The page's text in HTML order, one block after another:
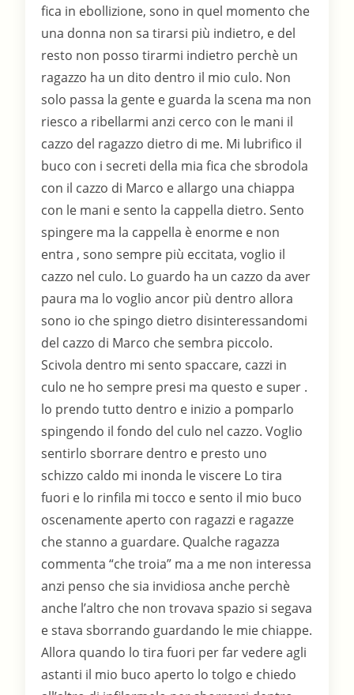
fica in ebollizione, sono in quel momento che
una donna non sa tirarsi più indietro, e del
resto non posso tirarmi indietro perchè un
ragazzo ha un dito dentro il mio culo. Non
solo passa la gente e guarda la scena ma non
riesco a ribellarmi anzi cerco con le mani il
cazzo del ragazzo dietro di me. Mi lubrifico il
buco con i secreti della mia fica che sbrodola
con il cazzo di Marco e allargo una chiappa
con le mani e sento la cappella dietro. Sento
spingere ma la cappella è enorme e non
entra , sono sempre più eccitata, voglio il
cazzo nel culo. Lo guardo ha un cazzo da aver
paura ma lo voglio ancor più dentro allora
sono io che spingo dietro disinteressandomi
del cazzo di Marco che sembra piccolo.
Scivola dentro mi sento spaccare, cazzi in
culo ne ho sempre presi ma questo e super .
lo prendo tutto dentro e inizio a pomparlo
spingendo il fondo del culo nel cazzo. Voglio
sentirlo sborrare dentro e presto uno
schizzo caldo mi inonda le viscere Lo tira
fuori e lo rinfila mi tocco e sento il mio buco
oscenamente aperto con ragazzi e ragazze
che stanno a guardare. Qualche ragazza
commenta “che troia” ma a me non interessa
anzi penso che sia invidiosa anche perchè
anche l’altro che non trovava spazio si segava
e stava sborrando guardando le mie chiappe.
Allora quando lo tira fuori per far vedere agli
astanti il mio buco aperto lo tolgo e chiedo